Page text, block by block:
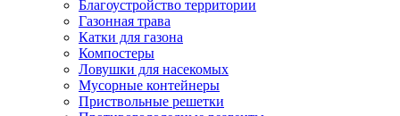
Благоустройство территории
Газонная трава
Катки для газона
Компостеры
Ловушки для насекомых
Мусорные контейнеры
Приствольные решетки